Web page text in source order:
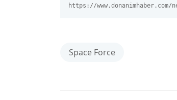
https://
Space Force